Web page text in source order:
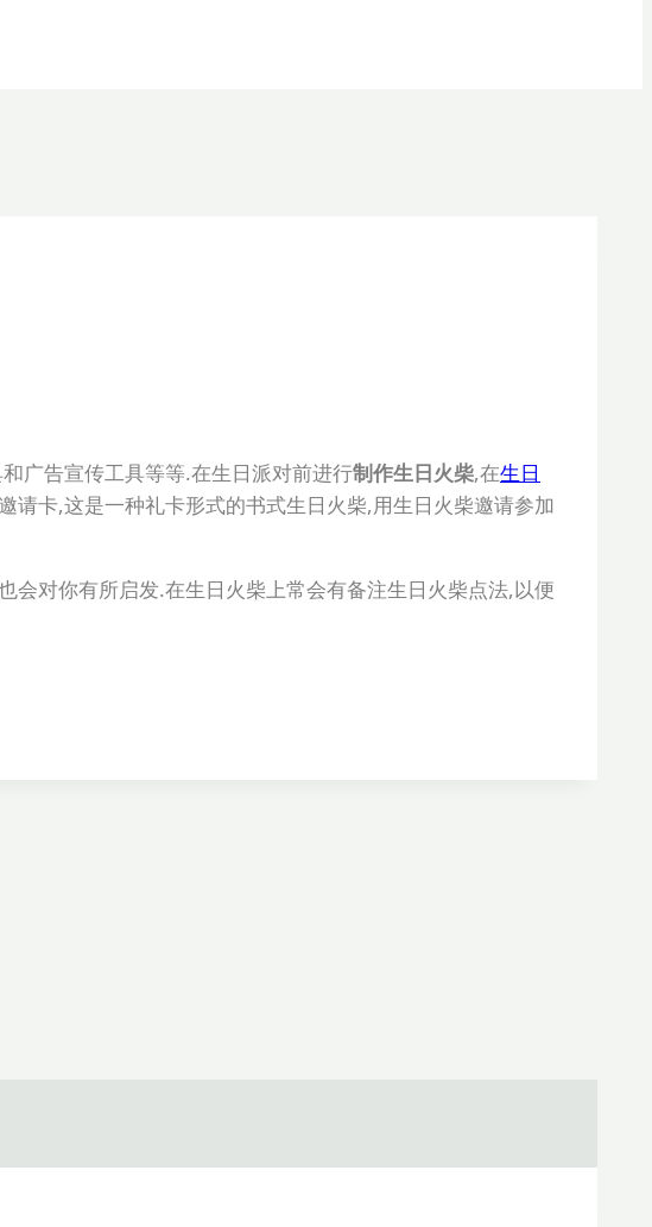
广告宣传工具等等.在生日派对前进行制作生日火柴,在生日
请卡,这是一种礼卡形式的书式生日火柴,用生日火柴邀请参加
对你有所启发.在生日火柴上常会有备注生日火柴点法,以便